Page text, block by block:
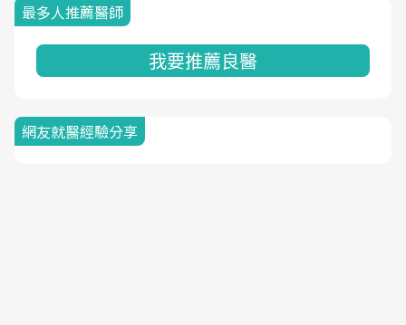
最多人推薦醫師
我要推薦良醫
網友就醫經驗分享